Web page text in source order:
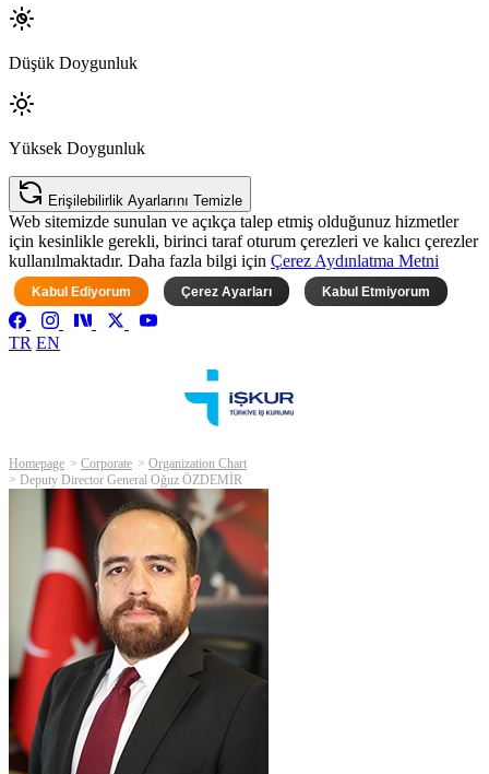
Düşük Doygunluk
Yüksek Doygunluk
Erişilebilirlik Ayarlarını Temizle
Web sitemizde sunulan ve açıkça talep etmiş olduğunuz hizmetler
için kesinlikle gerekli, birinci taraf oturum çerezleri ve kalıcı çerezler
kullanılmaktadır. Daha fazla bilgi için Çerez Aydınlatma Metni
Kabul Ediyorum Çerez Ayarları Kabul Etmiyorum
TR EN
Homepage Corporate
Organization Chart
Deputy Director General Oğuz ÖZDEMİR